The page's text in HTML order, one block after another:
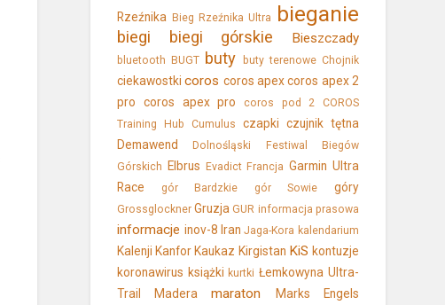
Rzeźnika
Bieg Rzeźnika Ultra bieganie
biegi biegi górskie Bieszczady
bluetooth BUGT buty buty terenowe Chojnik
ciekawostki coros coros apex coros apex 2
pro
coros apex pro coros pod 2
COROS
Training Hub
Cumulus czapki czujnik tętna
Demawend
Dolnośląski Festiwal Biegów
Górskich
Elbrus Evadict Francja Garmin Ultra
Race
gór Bardzkie gór Sowie góry
Grossglockner Gruzja GUR informacja prasowa
informacje inov-8 Iran Jaga-Kora kalendarium
Kalenji Kanfor Kaukaz Kirgistan KiS kontuzje
koronawirus książki kurtki Łemkowyna Ultra-
Trail
Madera maraton
Marks Engels